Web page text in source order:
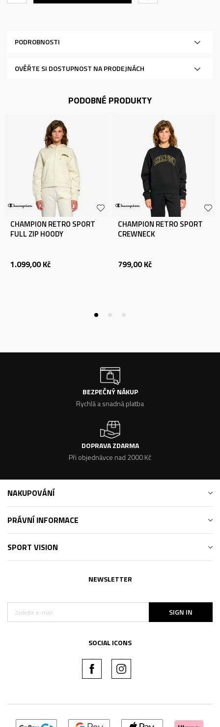
PODROBNOSTI
OVĚŘTE SI DOSTUPNOST NA PRODEJNÁCH
PODOBNÉ PRODUKTY
CHAMPION RETRO SPORT
FULL ZIP HOODY
1.099,00 Kč
CHAMPION RETRO SPORT
CREWNECK
799,00 Kč
BEZPEČNÝ NÁKUP
Rychlá a snadná platba
DOPRAVA ZDARMA
Při objednávce nad 2000 Kč
NAKUPOVÁNÍ
PRÁVNÍ INFORMACE
SPORT VISION
NEWSLETTER
SIGN IN
SOCIAL ICONS